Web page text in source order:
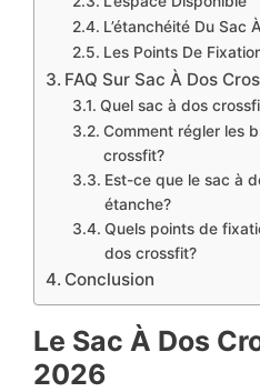
L’étanchéité Du Sac
Les Points De
FAQ Sur Sac À Dos
Quel sac à dos
Comment régler les
crossfit?
Est-ce que le sac à
étanche?
Quels points de
dos crossfit?
Conclusion
Le Sac À Dos
2026